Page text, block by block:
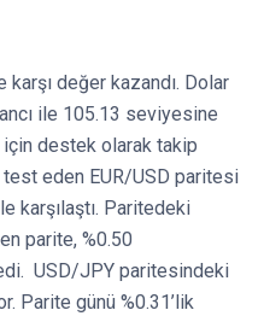
karşı değer kazandı. Dolar
ile 105.13 seviyesine
destek olarak takip
eden EUR/USD paritesi
karşılaştı. Paritedeki
parite, %0.50
USD/JPY paritesindeki
Parite günü %0.31’lik